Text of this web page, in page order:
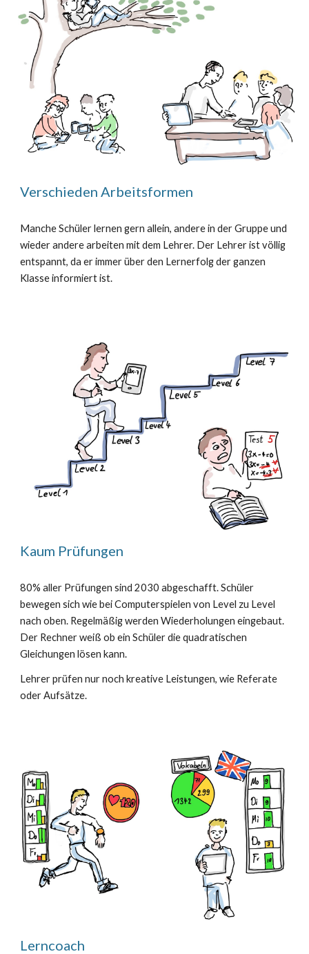
Verschieden Arbeitsformen
Manche Schüler lernen gern allein, andere in der Gruppe und
wieder andere arbeiten mit dem Lehrer. Der Lehrer ist völlig
entspannt, da er immer über den Lernerfolg der ganzen
Klasse informiert ist.
Kaum Prüfungen
80% aller Prüfungen sind 2030 abgeschafft. Schüler
bewegen sich wie bei Computerspielen von Level zu Level
nach oben. Regelmäßig werden Wiederholungen eingebaut.
Der Rechner weiß ob ein Schüler die quadratischen
Gleichungen lösen kann.
Lehrer prüfen nur noch kreative Leistungen, wie Referate
oder Aufsätze.
Lerncoach